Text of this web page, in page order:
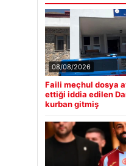
08/08/2026
Faili meçhul dosya
ettiği iddia edilen
kurban gitmiş